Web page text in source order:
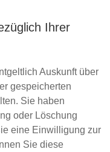
Ihrer
Auskunft über
gespeicherten
Sie haben
oder Löschung
eine Einwilligung zur
Sie diese